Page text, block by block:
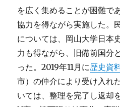
を広く集めることが困難で
協力を得ながら実施した。
については、岡山大学日本
力も得ながら、旧備前国分
った。2019年11月に歴史資
市）の仲介により受け入れ
いては、整理を完了し返却